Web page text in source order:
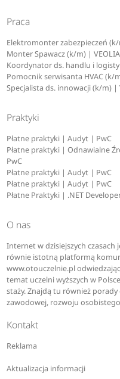
Praca
Elektromonter zabezpieczeń
Monter Spawacz (k/m) | VEOLIA
Koordynator ds. handlu i
Pomocnik serwisanta HVAC (k/
Specjalista ds. innowacji (k/m) |
Praktyki
Płatne praktyki | Audyt | PwC
Płatne praktyki | Odnawialne
PwC
Płatne praktyki | Audyt | PwC
Płatne praktyki | Audyt | PwC
Płatne Praktyki | .NET
O nas
Internet w dzisiejszych czasach
równie istotną platformą
www.otouczelnie.pl
temat uczelni wyższych w
staży. Znajdą tu również
zawodowej, rozwoju
Kontakt
Reklama
Aktualizacja informacji